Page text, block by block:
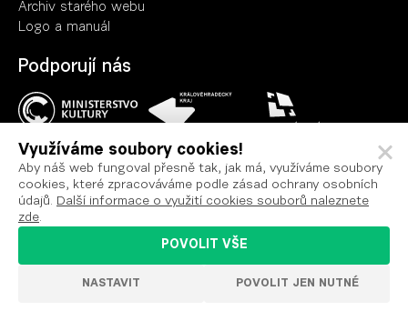
Archiv starého webu
Logo a manuál
Podporují nás
Ochrana osobních údajů
Prohlášení o přístupnosti
Nastavení cookies
VYROBILO
Využíváme soubory cookies!
Aby náš web fungoval přesně tak, jak má, využíváme soubory
cookies, které zpracováváme podle zásad ochrany osobních
údajů. Další informace o využití cookies souborů naleznete
zde.
NASTAVIT POVOLIT JEN NUTNÉ
POVOLIT VŠE